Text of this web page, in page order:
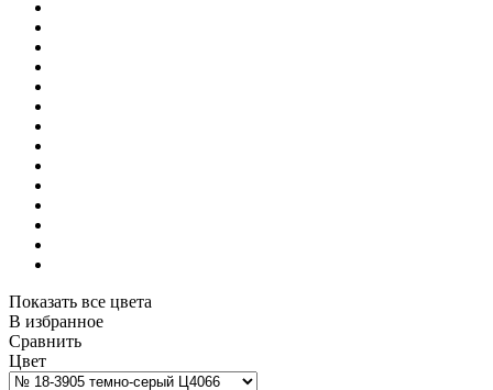
Показать все цвета
В избранное
Сравнить
Цвет